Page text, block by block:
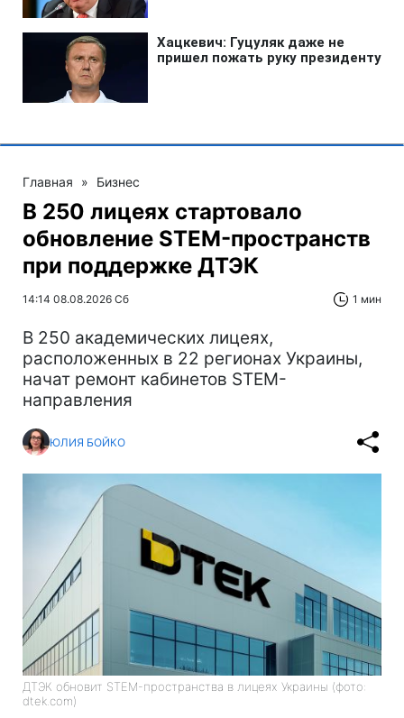
Главная » Бизнес
В 250 лицеях стартовало
обновление STEM-пространств
при поддержке ДТЭК‌
14:14 08.08.2026 Сб 1 мин
В 250 академических лицеях,
расположенных в 22 регионах Украины,
начат ремонт кабинетов STEM-
направления
ЮЛИЯ БОЙКО
ДТЭК обновит STEM-пространства в лицеях Украины (фото:
dtek.com)